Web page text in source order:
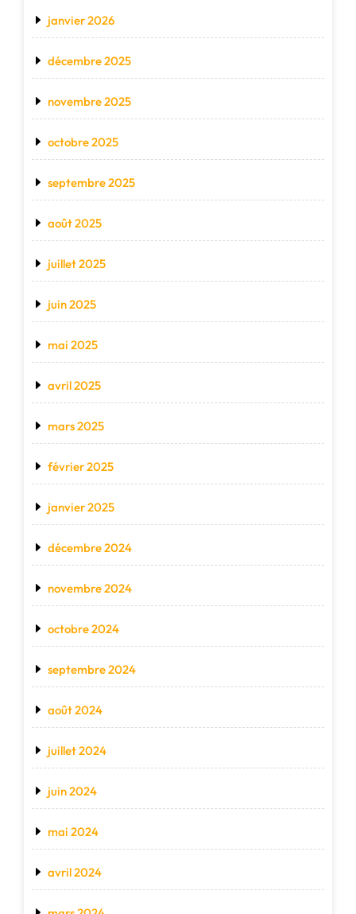
janvier 2026
décembre 2025
novembre 2025
octobre 2025
septembre 2025
août 2025
juillet 2025
juin 2025
mai 2025
avril 2025
mars 2025
février 2025
janvier 2025
décembre 2024
novembre 2024
octobre 2024
septembre 2024
août 2024
juillet 2024
juin 2024
mai 2024
avril 2024